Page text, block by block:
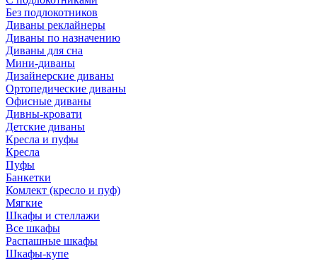
Без подлокотников
Диваны реклайнеры
Диваны по назначению
Диваны для сна
Мини-диваны
Дизайнерские диваны
Ортопедические диваны
Офисные диваны
Дивны-кровати
Детские диваны
Кресла и пуфы
Кресла
Пуфы
Банкетки
Комлект (кресло и пуф)
Мягкие
Шкафы и стеллажи
Все шкафы
Распашные шкафы
Шкафы-купе